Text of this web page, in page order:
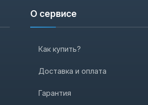
О сервисе
Как купить?
Доставка и оплата
Гарантия